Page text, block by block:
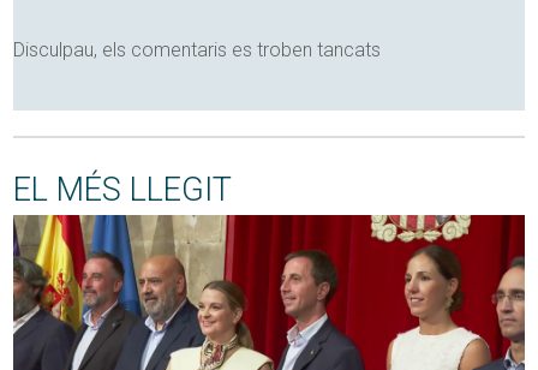
Disculpau, els comentaris es troben tancats
EL MÉS LLEGIT